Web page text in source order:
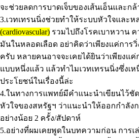
จะช่วยลดการบาดเจ็บของเส้นเอ็นและกล้
3.เวทเทรนนิ่งช่วยทำให้ระบบหัวใจและ
(cardiovascular) รวมไปถึงโรคเบาหวาน
มันในหลอดเลือด อย่าคิดว่าเพียงแค่การวิ่
ครับ หลายคนอาจจะเคยได้ยินว่าเพียงแค่
แบบหนึ่งแล้ว แล้วทำไมเวทเทรนนิ่งซึ่งเ
ประโยชน์ในเรื่องนี้ล่ะ
4.ในทางการแพทย์มีคำแนะนำเขียนไว้ชั
หัวใจของสหรัฐฯ ว่าแนะนำให้ออกกำลัง
อย่างน้อย 2 ครั้ง/สัปดาห์
5.อย่างที่ผมเคยพูดในบทความก่อน การเ